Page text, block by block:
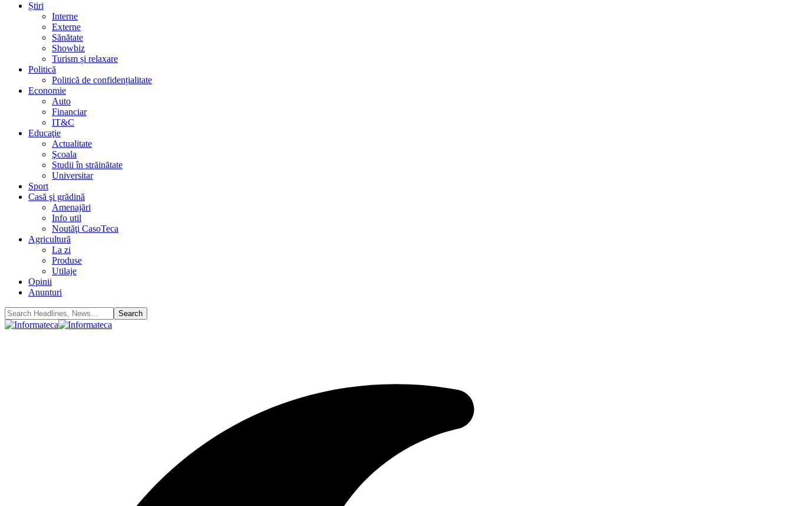
Știri
Interne
Externe
Sănătate
Showbiz
Turism și relaxare
Politică
Politică de confidențialitate
Economie
Auto
Financiar
IT&C
Educaţie
Actualitate
Şcoala
Studii în străinătate
Universitar
Sport
Casă şi grădină
Amenajări
Info util
Noutăţi CasoTeca
Agricultură
La zi
Produse
Utilaje
Opinii
Anunturi